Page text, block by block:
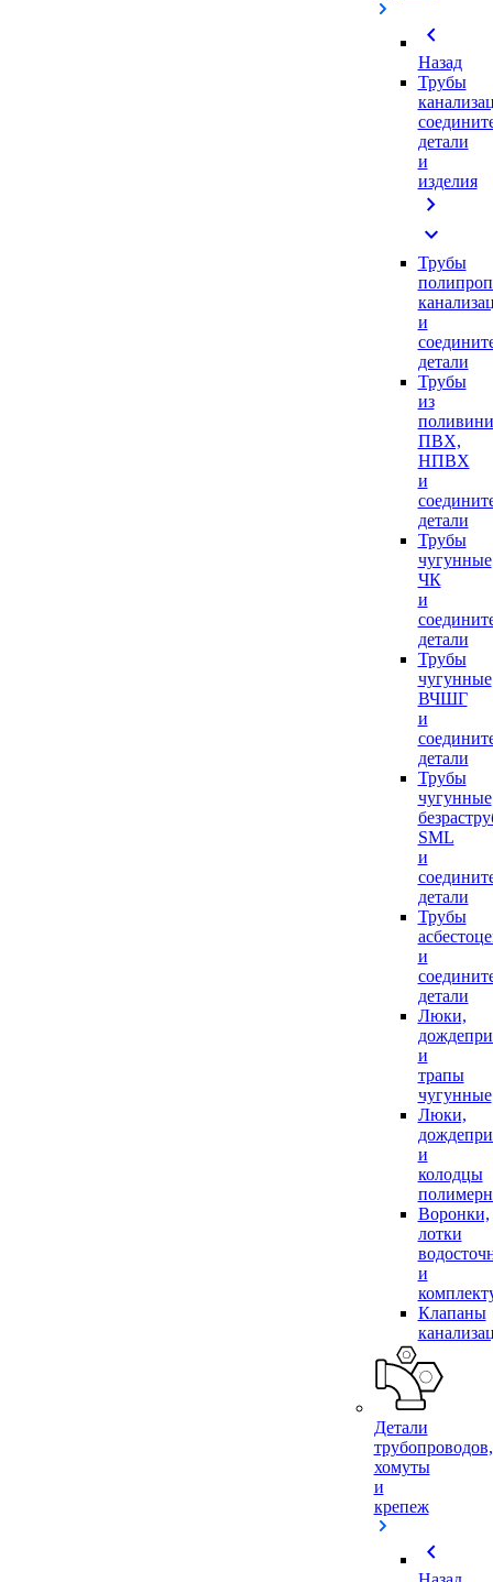
chevron_left
Назад
Трубы
детали
и
изделия
chevron_right
expand_more
Трубы
и
детали
Трубы
из
ПВХ,
НПВХ
и
детали
Трубы
чугунные
ЧК
и
детали
Трубы
чугунные
ВЧШГ
и
детали
Трубы
чугунные
SML
и
детали
Трубы
и
детали
Люки,
и
трапы
чугунные
Люки,
и
колодцы
Воронки,
лотки
и
Клапаны
Детали
трубопроводов,
хомуты
и
крепеж
chevron_left